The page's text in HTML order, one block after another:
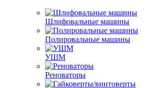
Шлифовальные машины
Полировальные машины
УШМ
Реноваторы